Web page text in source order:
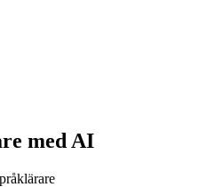
med AI